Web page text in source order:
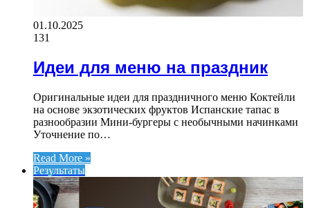
01.10.2025
131
Идеи для меню на праздник
Оригинальные идеи для праздничного меню Коктейли
на основе экзотических фруктов Испанские тапас в
разнообразии Мини-бургеры с необычными начинками
Уточнение по…
Read More »
Результаты